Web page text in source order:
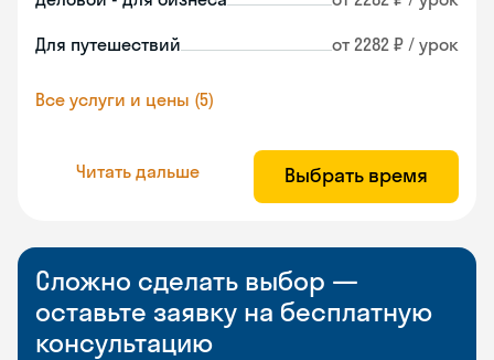
Для путешествий от 2282 ₽ / урок
Все услуги и цены (5)
Читать дальше Выбрать время
Сложно сделать выбор —
оставьте заявку на бесплатную
консультацию